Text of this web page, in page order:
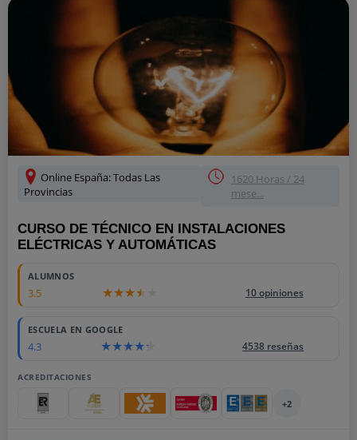
Online España: Todas Las
Provincias
1620 Horas / 24
mese...
CURSO DE TÉCNICO EN INSTALACIONES
ELÉCTRICAS Y AUTOMÁTICAS
ALUMNOS
3.5 10 opiniones
ESCUELA EN GOOGLE
4.3 4538 reseñas
ACREDITACIONES
+2